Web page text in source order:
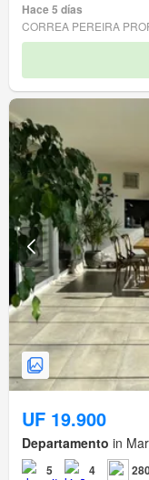
Hace 5 días
CORREA PEREIRA
UF 19.900
Departamento in
5 4